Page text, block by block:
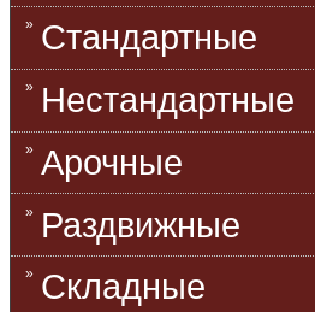
Стандартные
Нестандартные
Арочные
Раздвижные
Складные